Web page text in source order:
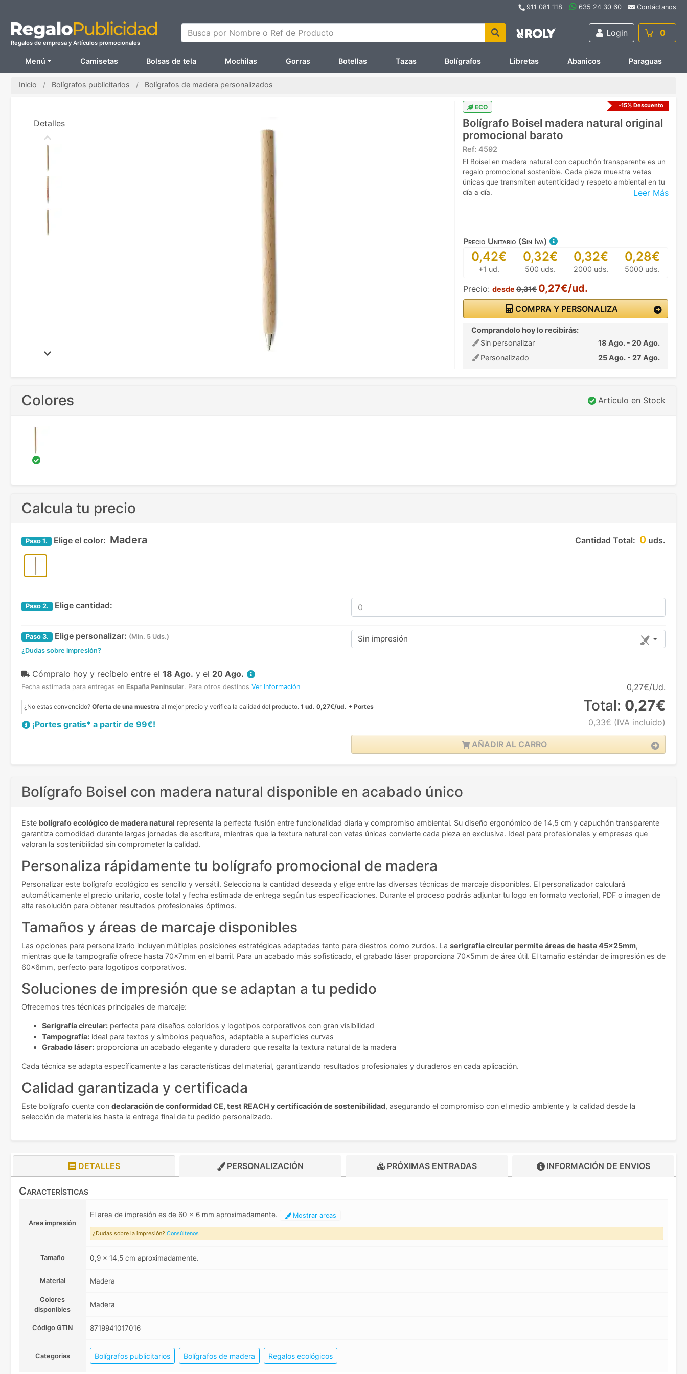
911 081 118 635 24 30 60 Contáctanos
Regalos de empresa y Artículos promocionales
Busca por Nombre o Ref de Producto Login 0
Menú Camisetas Bolsas de tela Mochilas Gorras Botellas Tazas Bolígrafos Libretas Abanicos Paraguas
Inicio Bolígrafos publicitarios Bolígrafos de madera personalizados
ECO -15% Descuento
Bolígrafo Boisel madera natural original
promocional barato
Ref: 4592
Leer Más
El Boisel en madera natural con capuchón transparente es un
regalo promocional sostenible. Cada pieza muestra vetas
únicas que transmiten autenticidad y respeto ambiental en tu
día a día.
Precio Unitario (Sin Iva)
0,42€
+1 ud.
0,32€
500 uds.
0,32€
2000 uds.
0,28€
5000 uds.
Precio: desde 0,31€ 0,27€/ud.
COMPRA Y PERSONALIZA
Comprandolo hoy lo recibirás:
Sin personalizar
18 Ago. - 20 Ago.
Personalizado
25 Ago. - 27 Ago.
Detalles
Colores Articulo en Stock
Calcula tu precio
Cantidad Total: 0 uds.
Paso 1. Elige el color: Madera
Paso 2. Elige cantidad:
Paso 3. Elige personalizar: (Min. 5 Uds.)
¿Dudas sobre impresión?
Sin impresión
Cómpralo hoy y recíbelo entre el 18 Ago. y el 20 Ago.
Fecha estimada para entregas en España Peninsular. Para otros destinos Ver Información
¿No estas convencido? Oferta de una muestra al mejor precio y verifica la calidad del producto. 1 ud. 0,27€/ud. + Portes
¡Portes gratis* a partir de 99€!
0,27€/Ud.
Total: 0,27€
0,33€ (IVA incluido)
AÑADIR AL CARRO
Bolígrafo Boisel con madera natural disponible en acabado único
Este bolígrafo ecológico de madera natural representa la perfecta fusión entre funcionalidad diaria y compromiso ambiental. Su diseño ergonómico de 14,5 cm y capuchón transparente
garantiza comodidad durante largas jornadas de escritura, mientras que la textura natural con vetas únicas convierte cada pieza en exclusiva. Ideal para profesionales y empresas que
valoran la sostenibilidad sin comprometer la calidad.
Personaliza rápidamente tu bolígrafo promocional de madera
Personalizar este bolígrafo ecológico es sencillo y versátil. Selecciona la cantidad deseada y elige entre las diversas técnicas de marcaje disponibles. El personalizador calculará
automáticamente el precio unitario, coste total y fecha estimada de entrega según tus especificaciones. Durante el proceso podrás adjuntar tu logo en formato vectorial, PDF o imagen de
alta resolución para obtener resultados profesionales óptimos.
Tamaños y áreas de marcaje disponibles
Las opciones para personalizarlo incluyen múltiples posiciones estratégicas adaptadas tanto para diestros como zurdos. La serigrafía circular permite áreas de hasta 45x25mm,
mientras que la tampografía ofrece hasta 70x7mm en el barril. Para un acabado más sofisticado, el grabado láser proporciona 70x5mm de área útil. El tamaño estándar de impresión es de
60x6mm, perfecto para logotipos corporativos.
Soluciones de impresión que se adaptan a tu pedido
Ofrecemos tres técnicas principales de marcaje:
Serigrafía circular: perfecta para diseños coloridos y logotipos corporativos con gran visibilidad
Tampografía: ideal para textos y símbolos pequeños, adaptable a superficies curvas
Grabado láser: proporciona un acabado elegante y duradero que resalta la textura natural de la madera
Cada técnica se adapta específicamente a las características del material, garantizando resultados profesionales y duraderos en cada aplicación.
Calidad garantizada y certificada
Este bolígrafo cuenta con declaración de conformidad CE, test REACH y certificación de sostenibilidad, asegurando el compromiso con el medio ambiente y la calidad desde la
selección de materiales hasta la entrega final de tu pedido personalizado.
DETALLES PERSONALIZACIÓN PRÓXIMAS ENTRADAS INFORMACIÓN DE ENVIOS
Características
Area impresión
El area de impresión es de 60 x 6 mm aproximadamente. Mostrar areas
¿Dudas sobre la impresión? Consúltenos
Tamaño 0,9 x 14,5 cm aproximadamente.
Material Madera
Colores
disponibles
Madera
Código GTIN 8719941017016
Categorias Bolígrafos publicitarios Bolígrafos de madera Regalos ecológicos